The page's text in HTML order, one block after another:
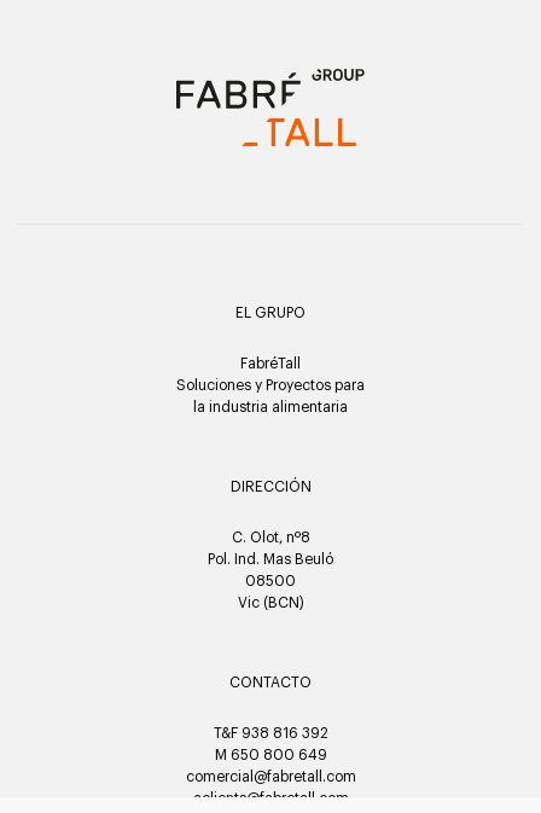
EL GRUPO
FabréTall
Soluciones y Proyectos para
la industria alimentaria
DIRECCIÓN
C. Olot, nº8
Pol. Ind. Mas Beuló
08500
Vic (BCN)
CONTACTO
T&F 938 816 392
M 650 800 649
comercial@fabretall.com
aclients@fabretall.com